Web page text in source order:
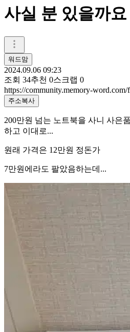
사실 분 있을까요
워드맘
2024.09.06 09:23
조회 34추천 0스크랩 0
https://community.memory-word.com/
주소복사
200만원 넘는 노트북을 사니 사은
하고 이대로...
원래 가격은 12만원 정돈가
7만원에라도 팔았음하는데...